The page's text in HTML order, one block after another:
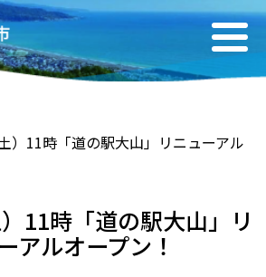
）11時「道の駅大山」リニューアル
11時「道の駅大山」リ
アルオープン！